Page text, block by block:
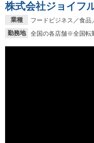
業種
フードビジネス／食品
勤務地
全国の各店舗※全国転
株式会社ジョイフ